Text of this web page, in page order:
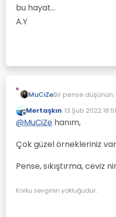
bu hayat…
A.Y
MuCiZeBir pense düşünün;
Cevizi kırıyor ve
Sendeki özü ortaya
Mutluyken
çıkaramaz bu
A.Y
Çevrimdışı
Mertaşkın 13 Şub 2022 18:51
Son düzenleyen:
@MuCiZe hanım,
Çok güzel örnekleriniz
Pense, sıkıştırma, ceviz
Korku sevginin yokluğudur..